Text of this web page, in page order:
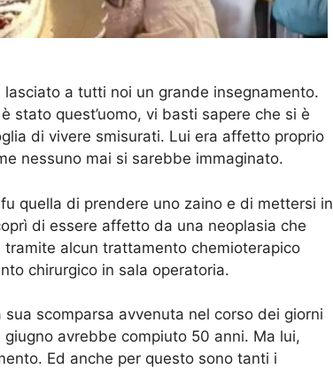
lasciato a tutti noi un grande insegnamento.
stato quest’uomo, vi basti sapere che si è
di vivere smisurati. Lui era affetto proprio
nessuno mai si sarebbe immaginato.
quella di prendere uno zaino e di mettersi in
di essere affetto da una neoplasia che
alcun trattamento chemioterapico
chirurgico in sala operatoria.
scomparsa avvenuta nel corso dei giorni
avrebbe compiuto 50 anni. Ma lui,
Ed anche per questo sono tanti i